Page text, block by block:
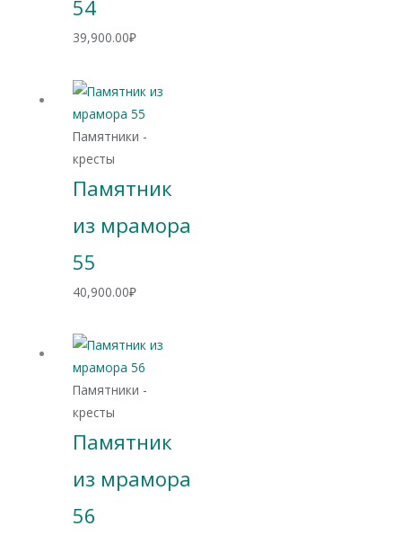
54
39,900.00₽
Памятники -
кресты
Памятник
из мрамора
55
40,900.00₽
Памятники -
кресты
Памятник
из мрамора
56